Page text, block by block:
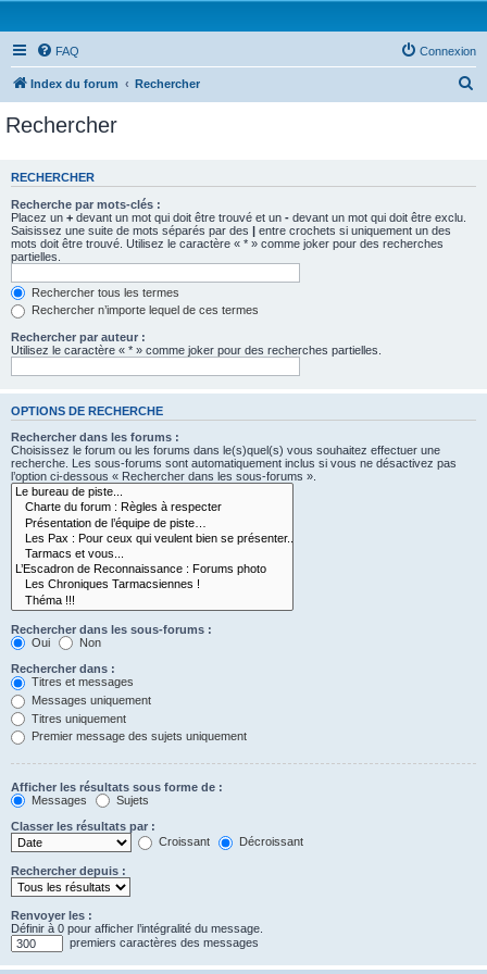
FAQ Connexion
Index du forum Rechercher
e
Rechercher
RECHERCHER
Recherche par mots-clés :
Placez un + devant un mot qui doit être trouvé et un - devant un mot qui doit être exclu.
Saisissez une suite de mots séparés par des | entre crochets si uniquement un des
mots doit être trouvé. Utilisez le caractère « * » comme joker pour des recherches
partielles.
Rechercher tous les termes
Rechercher n’importe lequel de ces termes
Rechercher par auteur :
Utilisez le caractère « * » comme joker pour des recherches partielles.
OPTIONS DE RECHERCHE
Rechercher dans les forums :
Choisissez le forum ou les forums dans le(s)quel(s) vous souhaitez effectuer une
recherche. Les sous-forums sont automatiquement inclus si vous ne désactivez pas
l’option ci-dessous « Rechercher dans les sous-forums ».
Rechercher dans les sous-forums :
Oui
Non
Rechercher dans :
Titres et messages
Messages uniquement
Titres uniquement
Premier message des sujets uniquement
Afficher les résultats sous forme de :
Messages
Sujets
Classer les résultats par :
Croissant
Décroissant
Rechercher depuis :
Renvoyer les :
Définir à 0 pour afficher l’intégralité du message.
premiers caractères des messages